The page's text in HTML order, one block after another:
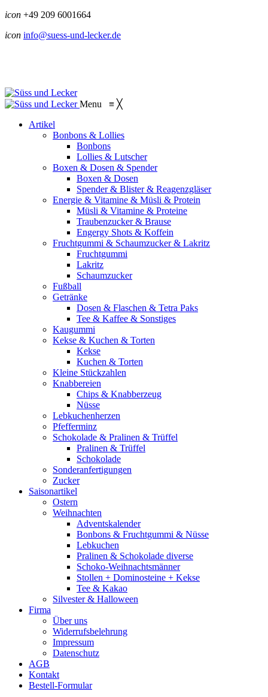
icon +49 209 6001664
icon info@suess-und-lecker.de
Menu ≡ ╳
Artikel
Bonbons & Lollies
Bonbons
Lollies & Lutscher
Boxen & Dosen & Spender
Boxen & Dosen
Spender & Blister & Reagenzgläser
Energie & Vitamine & Müsli & Protein
Müsli & Vitamine & Proteine
Traubenzucker & Brause
Engergy Shots & Koffein
Fruchtgummi & Schaumzucker & Lakritz
Fruchtgummi
Lakritz
Schaumzucker
Fußball
Getränke
Dosen & Flaschen & Tetra Paks
Tee & Kaffee & Sonstiges
Kaugummi
Kekse & Kuchen & Torten
Kekse
Kuchen & Torten
Kleine Stückzahlen
Knabbereien
Chips & Knabberzeug
Nüsse
Lebkuchenherzen
Pfefferminz
Schokolade & Pralinen & Trüffel
Pralinen & Trüffel
Schokolade
Sonderanfertigungen
Zucker
Saisonartikel
Ostern
Weihnachten
Adventskalender
Bonbons & Fruchtgummi & Nüsse
Lebkuchen
Pralinen & Schokolade diverse
Schoko-Weihnachtsmänner
Stollen + Dominosteine + Kekse
Tee & Kakao
Silvester & Halloween
Firma
Über uns
Widerrufsbelehrung
Impressum
Datenschutz
AGB
Kontakt
Bestell-Formular